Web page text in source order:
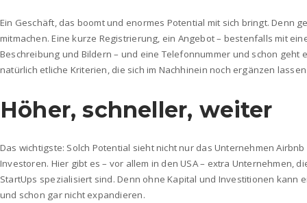
Ein Geschäft, das boomt und enormes Potential mit sich bringt. Denn
mitmachen. Eine kurze Registrierung, ein Angebot – bestenfalls mit
Beschreibung und Bildern – und eine Telefonnummer und schon geht
natürlich etliche Kriterien, die sich im Nachhinein noch ergänzen
Höher, schneller, weiter
Das wichtigste: Solch Potential sieht nicht nur das Unternehmen
Investoren. Hier gibt es – vor allem in den USA – extra Unternehmen,
StartUps spezialisiert sind. Denn ohne Kapital und Investitionen kann
und schon gar nicht expandieren.